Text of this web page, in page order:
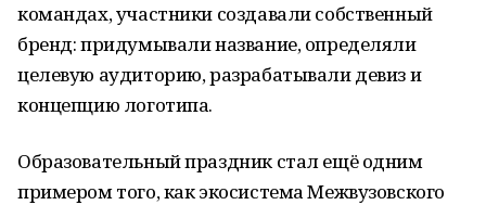
командах, участники создавали собственный
бренд: придумывали название, определяли
целевую аудиторию, разрабатывали девиз и
концепцию логотипа.
Образовательный праздник стал ещё одним
примером того, как экосистема Межвузовского